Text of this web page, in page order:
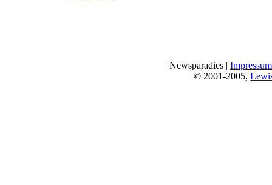
Newsparadies | Impressum
© 2001-2005,